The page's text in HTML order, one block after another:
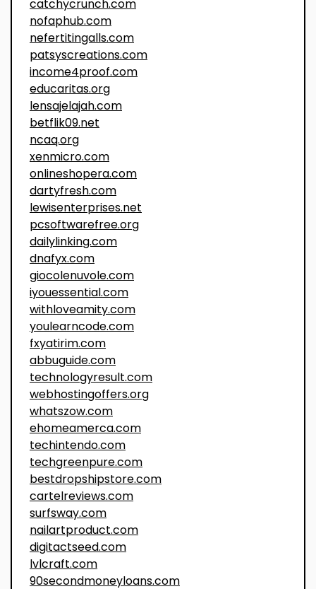
catchycrunch.com
nofaphub.com
nefertitingalls.com
patsyscreations.com
income4proof.com
educaritas.org
lensajelajah.com
betflik09.net
ncaq.org
xenmicro.com
onlineshopera.com
dartyfresh.com
lewisenterprises.net
pcsoftwarefree.org
dailylinking.com
dnafyx.com
giocolenuvole.com
iyouessential.com
withloveamity.com
youlearncode.com
fxyatirim.com
abbuguide.com
technologyresult.com
webhostingoffers.org
whatszow.com
ehomeamerca.com
techintendo.com
techgreenpure.com
bestdropshipstore.com
cartelreviews.com
surfsway.com
nailartproduct.com
digitactseed.com
lvlcraft.com
90secondmoneyloans.com